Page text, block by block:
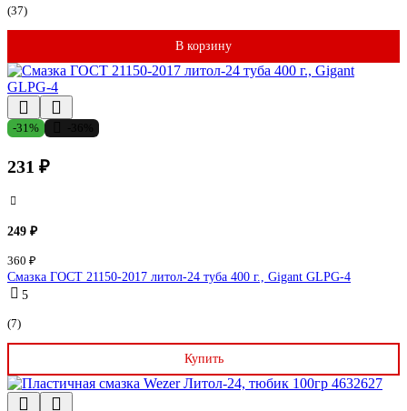
(37)
В корзину
-31%
231 ₽
249 ₽
360 ₽
Смазка ГОСТ 21150-2017 литол-24 туба 400 г., Gigant GLPG-4
5
(7)
Купить